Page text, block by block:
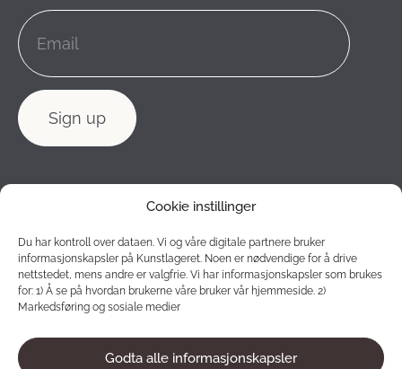
Cookie instillinger
Du har kontroll over dataen. Vi og våre digitale partnere bruker
informasjonskapsler på Kunstlageret. Noen er nødvendige for å drive
nettstedet, mens andre er valgfrie. Vi har informasjonskapsler som brukes
for: 1) Å se på hvordan brukerne våre bruker vår hjemmeside. 2)
Markedsføring og sosiale medier
Godta alle informasjonskapsler